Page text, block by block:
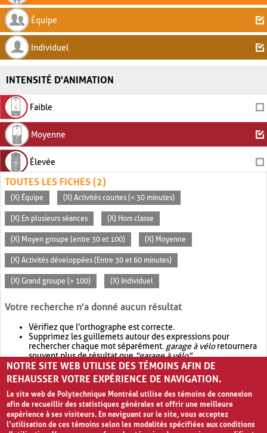
Équipe
Individuel
INTENSITÉ D'ANIMATION
Faible
Moyenne
Élevée
TOUTES LES FICHES (2)
(X) Équipe (X) Activités courtes (< 30 minutes)
(X) En plusieurs séances (X) Hors classe
(X) Moyen groupe (entre 30 et 100) (X) Moyenne
(X) Activités développées (Entre 30 et 60 minutes)
(X) Grand groupe (> 100) (X) Individuel
Votre recherche n'a donné aucun résultat
Vérifiez que l'orthographe est correcte.
Supprimez les guillemets autour des expressions pour
rechercher chaque mot séparément. garage à véloretournera
souvent plus de résultat que"garage à vélo".
Envisagez d'élargir votre recherche avec OR.garage OR vélo
retournera souvent plus de résultat quegarage à vélo
NOTRE SITE WEB UTILISE DES TÉMOINS AFIN DE
REHAUSSER VOTRE EXPÉRIENCE DE NAVIGATION.
Le site web de Polytechnique Montréal utilise des témoins de connexion
afin de recueillir des statistiques générales et offrir une meilleure
expérience à ses visiteurs. En naviguant sur le site, vous acceptez
l’utilisation de ces témoins selon les modalités spécifiées aux conditions